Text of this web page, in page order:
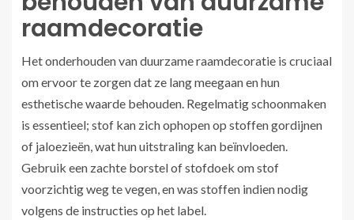
raamdecoratie
Het onderhouden van duurzame raamdecoratie is cruciaal
om ervoor te zorgen dat ze lang meegaan en hun
esthetische waarde behouden. Regelmatig schoonmaken
is essentieel; stof kan zich ophopen op stoffen gordijnen
of jaloezieën, wat hun uitstraling kan beïnvloeden.
Gebruik een zachte borstel of stofdoek om stof
voorzichtig weg te vegen, en was stoffen indien nodig
volgens de instructies op het label.